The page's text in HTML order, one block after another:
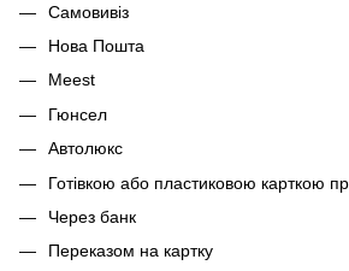
Самовивіз
Нова Пошта
Meest
Гюнсел
Автолюкс
Готівкою або пластиковою карткою
Через банк
Переказом на картку